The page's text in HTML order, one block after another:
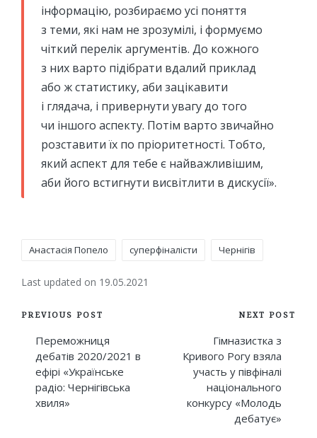
інформацію, розбираємо усі поняття
з теми, які нам не зрозумілі, і формуємо
чіткий перелік аргументів. До кожного
з них варто підібрати вдалий приклад
або ж статистику, аби зацікавити
і глядача, і привернути увагу до того
чи іншого аспекту. Потім варто звичайно
розставити їх по пріоритетності. Тобто,
який аспект для тебе є найважливішим,
аби його встигнути висвітлити в дискусії».
Анастасія Попело суперфіналісти Чернігів
Last updated on 19.05.2021
Post
navigation
PREVIOUS POST
Переможниця
дебатів 2020/2021 в
ефірі «Українське
радіо: Чернігівська
хвиля»
NEXT POST
Гімназистка з
Кривого Рогу взяла
участь у півфіналі
національного
конкурсу «Молодь
дебатує»